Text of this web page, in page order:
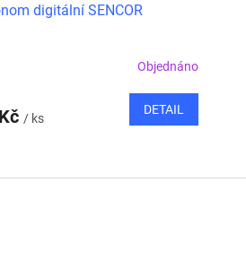
digitální SENCOR
Objednáno
/ ks
DETAIL